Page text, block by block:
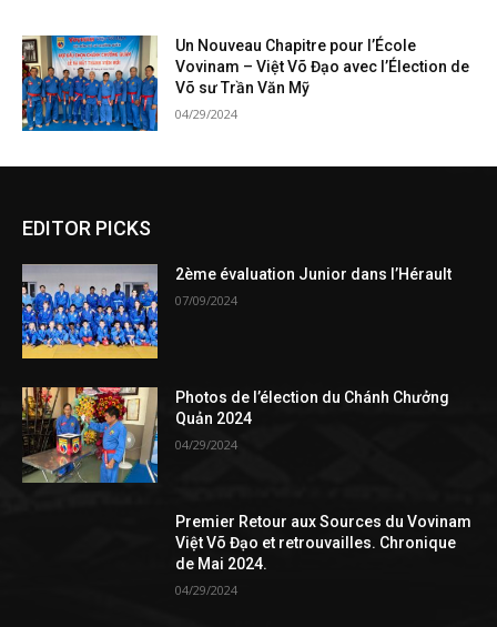
Un Nouveau Chapitre pour l’École
Vovinam – Việt Võ Đạo avec l’Élection de
Võ sư Trần Văn Mỹ
04/29/2024
EDITOR PICKS
2ème évaluation Junior dans l’Hérault
07/09/2024
Photos de l’élection du Chánh Chưởng
Quản 2024
04/29/2024
Premier Retour aux Sources du Vovinam
Việt Võ Đạo et retrouvailles. Chronique
de Mai 2024.
04/29/2024